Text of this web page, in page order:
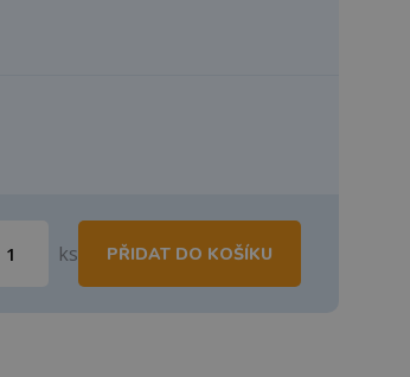
ks PŘIDAT DO KOŠÍKU